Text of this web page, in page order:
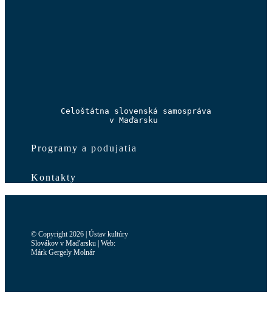
Celoštátna slovenská samospráva
v Maďarsku
Programy a podujatia
Kontakty
© Copyright 2026 | Ústav kultúry
Slovákov v Maďarsku | Web:
Márk Gergely Molnár